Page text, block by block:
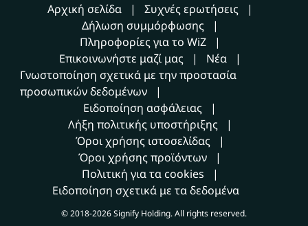
Αρχική σελίδα
Συχνές ερωτήσεις
Δήλωση συμμόρφωσης
Πληροφορίες για το WiZ
Επικοινωνήστε μαζί μας
Νέα
Γνωστοποίηση σχετικά με την προστασία
προσωπικών δεδομένων
Ειδοποίηση ασφάλειας
Λήξη πολιτικής υποστήριξης
Όροι χρήσης ιστοσελίδας
Όροι χρήσης προϊόντων
Πολιτική για τα cookies
Ειδοποίηση σχετικά με τα δεδομένα
© 2018-2026 Signify Holding. All rights reserved.